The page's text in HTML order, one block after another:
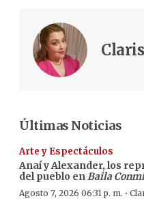
Últimas Noticias
Arte y Espectáculos
Anaí y Alexander, los
del pueblo en Baila
Agosto 7, 2026 06:31 p. m. ·